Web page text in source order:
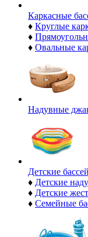
Каркасные
♦ Круглые
♦
♦ Овальные
Надувные
Детские
♦ Детские
♦ Детские
♦ Семейные